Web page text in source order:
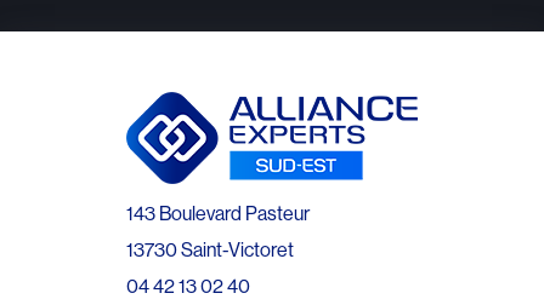
143 Boulevard Pasteur
13730 Saint-Victoret
04 42 13 02 40